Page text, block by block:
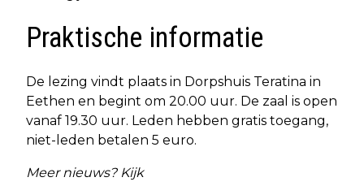
Praktische informatie
De lezing vindt plaats in Dorpshuis Teratina in
Eethen en begint om 20.00 uur. De zaal is open
vanaf 19.30 uur. Leden hebben gratis toegang,
niet-leden betalen 5 euro.
Meer nieuws? Kijk